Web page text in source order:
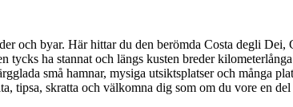
och byar. Här hittar du den berömda Costa degli Dei,
ha stannat och längs kusten breder
små hamnar, mysiga utsiktsplatser och många
tipsa, skratta och välkomna dig som om du vore en del